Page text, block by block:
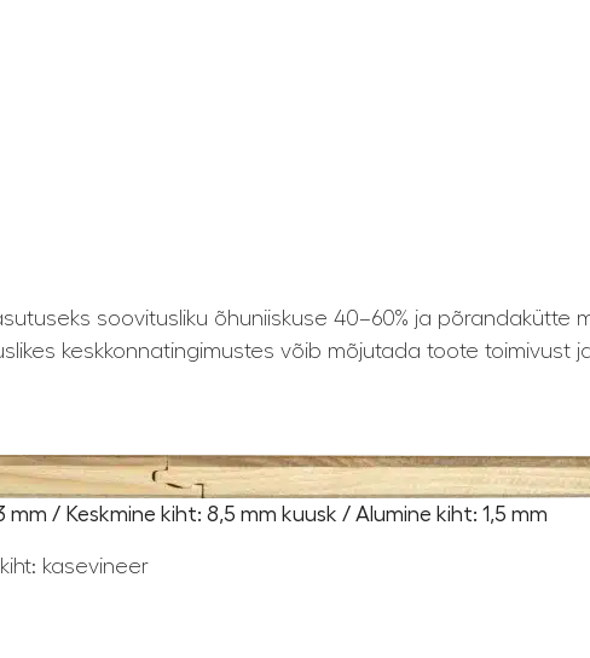
soovitusliku õhuniiskuse 40–60% ja põrandakütte
keskkonnatingimustes võib mõjutada toote toimivust
mm / Keskmine kiht: 8,5 mm kuusk / Alumine kiht: 1,5 mm
kasevineer